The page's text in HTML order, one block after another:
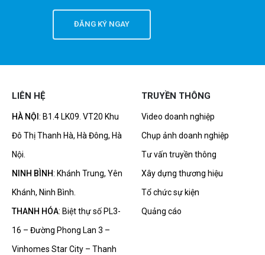
LIÊN HỆ
HÀ NỘI : B1.4 LK09. VT20 Khu
Đô Thị Thanh Hà, Hà Đông, Hà
Nội.
NINH BÌNH: Khánh Trung, Yên
Khánh, Ninh Bình.
THANH HÓA: Biệt thự số PL3-
16 – Đường Phong Lan 3 –
Vinhomes Star City – Thanh
TRUYỀN THÔNG
Video doanh nghiệp
Chụp ảnh doanh nghiệp
Tư vấn truyền thông
Xây dựng thương hiệu
Tổ chức sự kiện
Quảng cáo